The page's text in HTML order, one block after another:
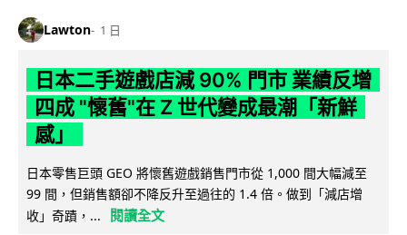
Lawton 1 日
日本二手遊戲店減 90% 門市 業績反增
四成 "懷舊"在 Z 世代變成最潮「新鮮
感」
日本零售巨頭 GEO 將懷舊遊戲銷售門市從 1,000 間大幅減至
99 間，但銷售額卻不降反升至過往的 1.4 倍。做到「減店增
收」奇蹟，...
閱讀全文